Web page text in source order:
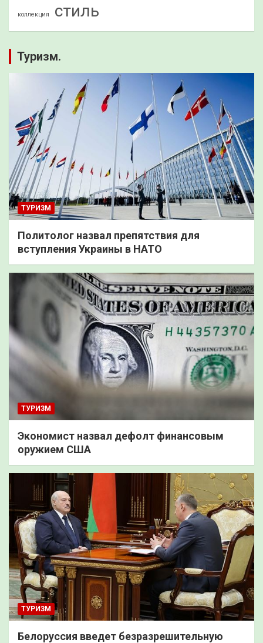
коллекция стиль
Туризм.
ТУРИЗМ
Политолог назвал препятствия для
вступления Украины в НАТО
ТУРИЗМ
Экономист назвал дефолт финансовым
оружием США
ТУРИЗМ
Белоруссия введет безразрешительную